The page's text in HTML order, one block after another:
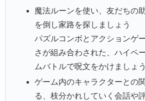
魔法ルーンを使い、友だちの
を倒し家路を探しましょう
パズルコンボとアクションゲ
さが組み合わされた、ハイペ
ムバトルで呪文をかけましょう
ゲーム内のキャラクターとの
る、枝分かれしていく会話や